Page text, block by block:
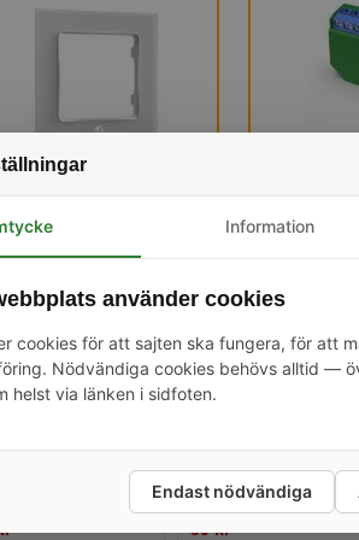
Kampanj: 59 kr
produkter
Svart, Shelly WS
Black
Ram till
väggströmbrytare, x1,
Vit, Shelly Wall Switch
59 kr
Information
använder cookies
cookies för att sajten ska fungera, för att
Nödvändiga cookies behövs alltid —
helst via länken i sidfoten.
Endast nödvändiga